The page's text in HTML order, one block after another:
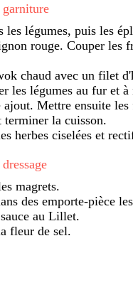
les légumes, puis les
rouge. Couper les
chaud avec un filet
les légumes au fur et
ajout. Mettre ensuite
la cuisson.
herbes ciselées et
magrets.
des emporte-pièce
au Lillet.
fleur de sel.